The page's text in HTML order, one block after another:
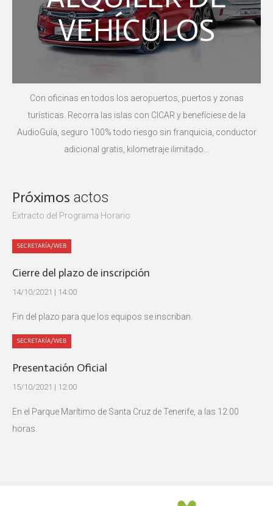
VEHÍCULOS
Con oficinas en todos los aeropuertos, puertos y zonas
turísticas. Recorra las islas con CICAR y benefíciese de la
AudioGuía, seguro 100% todo riesgo sin franquicia, conductor
adicional gratis, kilometraje ilimitado...
Próximos actos
Extracto del Programa Horario
SECRETARÍA/WEB
Cierre del plazo de inscripción
14/10/2021 | 14:00
Fin del plazo para que los equipos se inscriban.
SECRETARÍA/WEB
Presentación Oficial
15/10/2021 | 12:00
En el Parque Marítimo de Santa Cruz de Tenerife, a las 12:00
horas.